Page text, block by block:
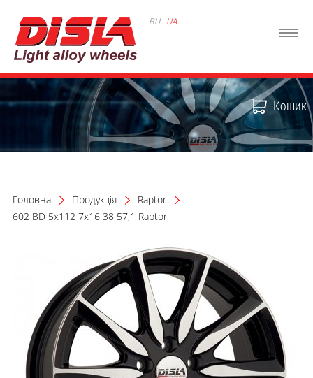
RU UA
Кошик
Головна Продукція
Raptor
602 BD 5x112 7x16 38 57,1 Raptor